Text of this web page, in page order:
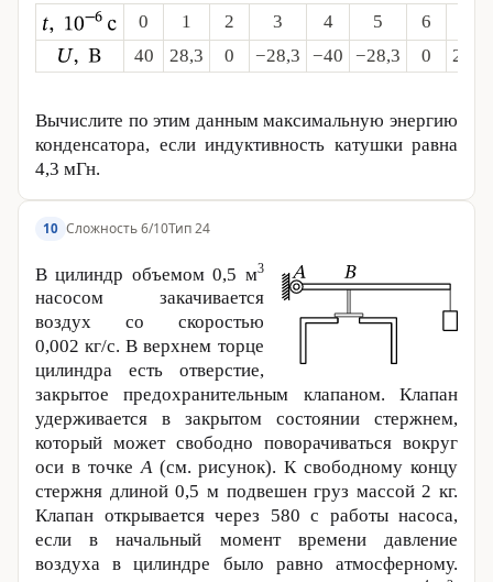
0 1 2 3 4 5 6
40
28,3 0 −28,3 −40 −28,3 0 28,3
Вычислите по этим данным максимальную энергию
конденсатора, если индуктивность катушки равна
4,3 мГн.
10 Сложность 6/10Тип 24
В цилиндр объемом0,5 м3
насосом закачивается
воздух со скоростью
0,002 кг/с. В верхнем торце
цилиндра есть отверстие,
закрытое предохранительным клапаном. Клапан
удерживается в закрытом состоянии стержнем,
который может свободно поворачиваться вокруг
оси в точкеA(см. рисунок). К свободному концу
стержня длиной0,5 мподвешен груз массой2 кг.
Клапан открывается через 580 с работы насоса,
если в начальный момент времени давление
воздуха в цилиндре было равно атмосферному.